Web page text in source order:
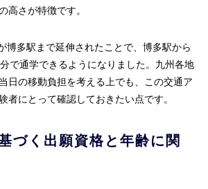
高さが特徴です。
博多駅まで延伸されたことで、博多駅から
で通学できるようになりました。九州各地
日の移動負担を考える上でも、この交通ア
者にとって確認しておきたい点です。
づく出願資格と年齢に関